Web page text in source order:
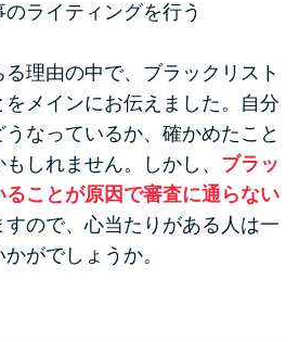
ライティングを行う
理由の中で、ブラックリスト
メインにお伝えました。自分
なっているか、確かめたこと
しれません。しかし、 ブラッ
ことが原因で審査に通らない
すので、心当たりがある人は一
がでしょうか。